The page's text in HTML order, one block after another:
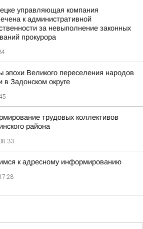
управляющая компания
к административной
за невыполнение законных
прокурора
эпохи Великого переселения народов
в Задонском округе
трудовых коллективов
района
к адресному информированию